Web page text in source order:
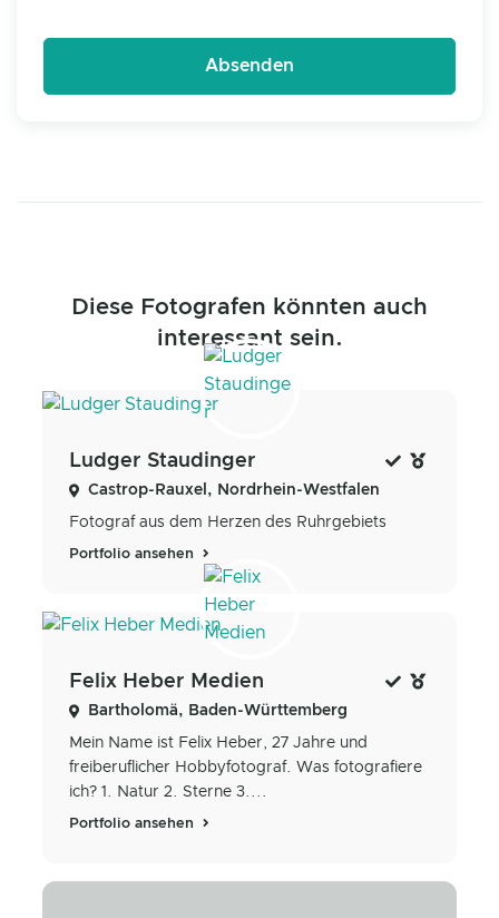
Diese Fotografen könnten auch
interessant sein.
Ludger Staudinger
Castrop-Rauxel, Nordrhein-Westfalen
Fotograf aus dem Herzen des Ruhrgebiets
Portfolio ansehen
Felix Heber Medien
Bartholomä, Baden-Württemberg
Mein Name ist Felix Heber, 27 Jahre und
freiberuflicher Hobbyfotograf. Was fotografiere
ich? 1. Natur 2. Sterne 3....
Portfolio ansehen